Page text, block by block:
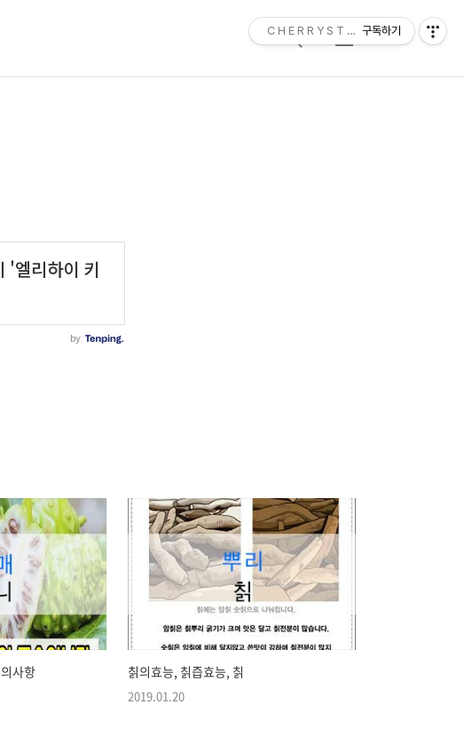
검
색
메
뉴
사항 칡의효능, 칡즙효능, 칡
2019.01.20
C H E R R Y S T O N E구독하기